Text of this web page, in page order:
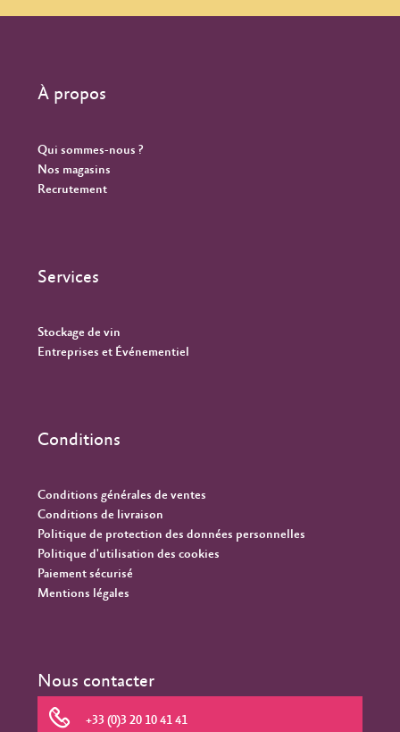
À propos
Qui sommes-nous ?
Nos magasins
Recrutement
Services
Stockage de vin
Entreprises et Événementiel
Conditions
Conditions générales de ventes
Conditions de livraison
Politique de protection des données personnelles
Politique d'utilisation des cookies
Paiement sécurisé
Mentions légales
Nous contacter
+33 (0)3 20 10 41 41